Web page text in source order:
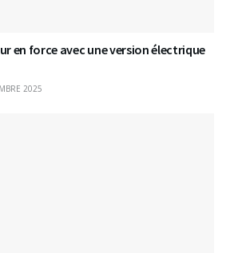
en force avec une version électrique
2025